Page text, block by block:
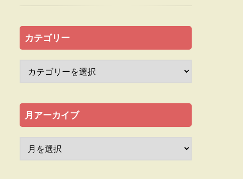
カテゴリー
月アーカイブ